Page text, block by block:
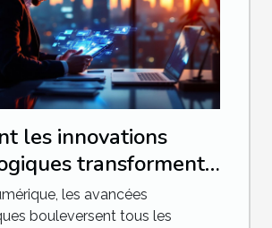
les innovations
transforment-
?
les avancées
bouleversent tous les